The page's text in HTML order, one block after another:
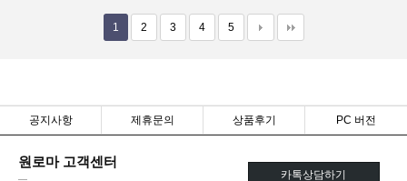
1 2 3 4 5
공지사항 제휴문의 상품후기 PC 버전
원로마 고객센터
카톡상담하기